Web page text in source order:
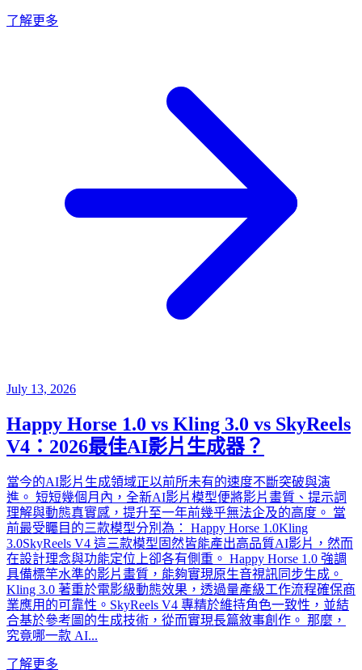
了解更多
July 13, 2026
Happy Horse 1.0 vs Kling 3.0 vs SkyReels
V4：2026最佳AI影片生成器？
當今的AI影片生成領域正以前所未有的速度不斷突破與演
進。 短短幾個月內，全新AI影片模型便將影片畫質、提示詞
理解與動態真實感，提升至一年前幾乎無法企及的高度。 當
前最受矚目的三款模型分別為： Happy Horse 1.0Kling
3.0SkyReels V4 這三款模型固然皆能產出高品質AI影片，然而
在設計理念與功能定位上卻各有側重。 Happy Horse 1.0 強調
具備標竿水準的影片畫質，能夠實現原生音視訊同步生成。
Kling 3.0 著重於電影級動態效果，透過量產級工作流程確保商
業應用的可靠性。SkyReels V4 專精於維持角色一致性，並結
合基於參考圖的生成技術，從而實現長篇敘事創作。 那麼，
究竟哪一款 AI...
了解更多